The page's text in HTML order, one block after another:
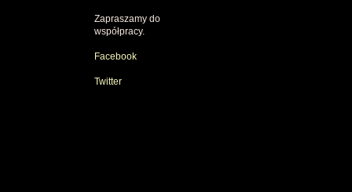
Zapraszamy do
współpracy.
Facebook
Twitter